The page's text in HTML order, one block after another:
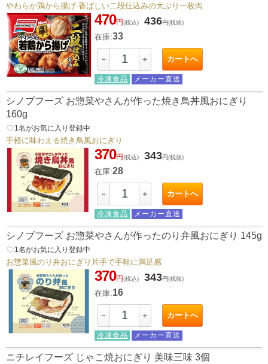
やわらか鶏から揚げ 香ばしい二段仕込みの大ぶり一枚肉
470円(税込) 436円(税抜)
在庫:33
－ ＋ カートへ
冷凍食品 メーカー直送
シノブフーズ お惣菜やさんが作った焼き鳥丼風おにぎり
160g
favorite_border1 名がお気に入り登録中
手軽に味わえる焼き鳥風おにぎり
370円(税込) 343円(税抜)
在庫:28
－ ＋ カートへ
冷凍食品 メーカー直送
シノブフーズ お惣菜やさんが作ったのり弁風おにぎり 145g
favorite_border1 名がお気に入り登録中
お惣菜風のり弁おにぎり片手で手軽に満足感
370円(税込) 343円(税抜)
在庫:16
－ ＋ カートへ
冷凍食品 メーカー直送
ニチレイフーズ じゃこ焼おにぎり 美味三味 3個